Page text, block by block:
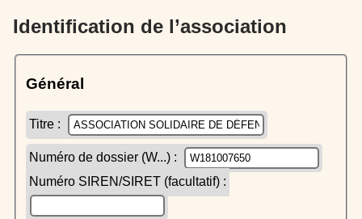
Identification de l’association
Général
Titre :
Numéro de dossier (W...) :
Numéro SIREN/SIRET (facultatif) :